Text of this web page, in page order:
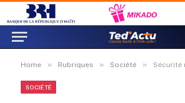
Home » Rubriques » Société » Sécurité nationale : Mario
SOCIÉTÉ